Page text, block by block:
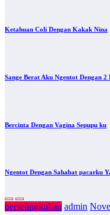
Ketahuan Coli Dengan Kakak Nina
Sange Berat Aku Ngentot Dengan 2
Bercinta Dengan Vagina Sepupu ku
Ngentot Dengan Sahabat pacarku
perselingkuhan admin